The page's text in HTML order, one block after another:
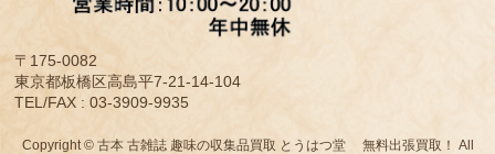
〒175-0082
東京都板橋区高島平7-21-14-104
TEL/FAX : 03-3909-9935
Copyright © 古本 古雑誌 趣味の収集品買取 とうはつ堂 無料出張買取！ All